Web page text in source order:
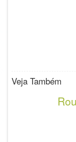
Veja Também